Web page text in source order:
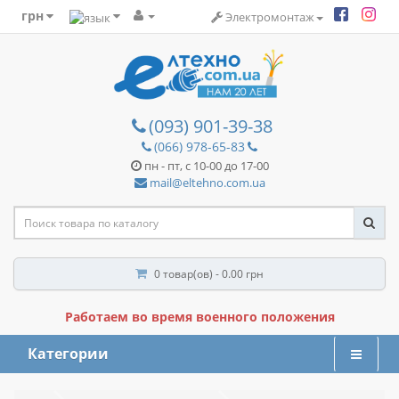
грн Электромонтаж
(093) 901-39-38
(066) 978-65-83
пн - пт, с 10-00 до 17-00
mail@eltehno.com.ua
0 товар(ов) - 0.00 грн
Работаем во время военного положения
Категории